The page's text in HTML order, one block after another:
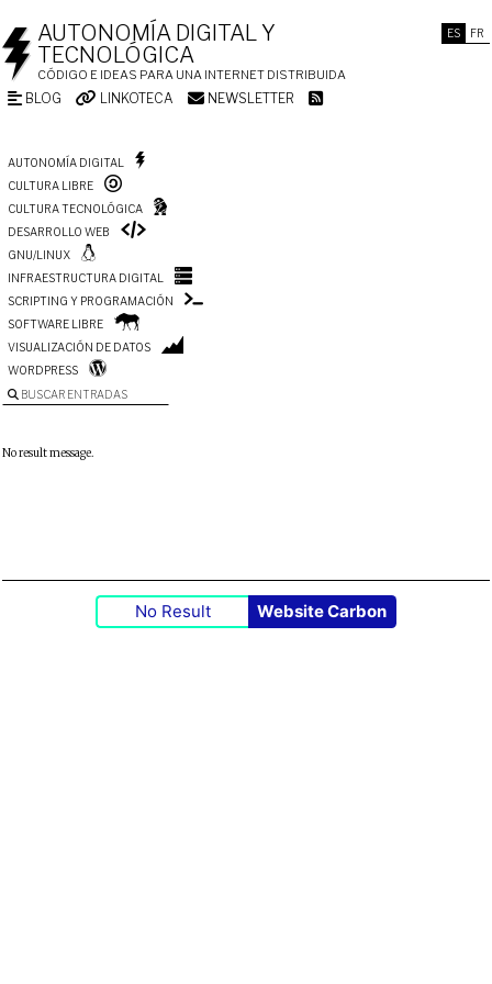
ES FR
AUTONOMÍA DIGITAL Y
TECNOLÓGICA
CÓDIGO E IDEAS PARA UNA INTERNET DISTRIBUIDA
BLOG LINKOTECA NEWSLETTER
AUTONOMÍA DIGITAL
CULTURA LIBRE
CULTURA TECNOLÓGICA
DESARROLLO WEB
GNU/LINUX
INFRAESTRUCTURA DIGITAL
SCRIPTING Y PROGRAMACIÓN
SOFTWARE LIBRE
VISUALIZACIÓN DE DATOS
WORDPRESS
BUSCAR ENTRADAS
No result message.
No Result Website Carbon